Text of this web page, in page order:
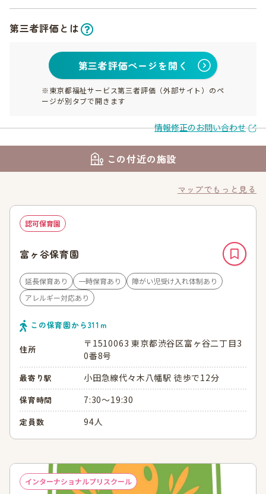
第三者評価とは
第三者評価ページを開く
※東京都福祉サービス第三者評価（外部サイト）のペ
ージが別タブで開きます
情報修正のお問い合わせ
この付近の施設
マップでもっと見る
認可保育園
富ヶ谷保育園
延長保育あり 一時保育あり
障がい児受け入れ体制あり
アレルギー対応あり
この保育園から311 ｍ
住所
〒1510063 東京都渋谷区富ヶ谷二丁目3
0番8号
最寄り駅 小田急線代々木八幡駅 徒歩で12分
保育時間 7:30～19:30
定員数 94人
インターナショナルプリスクール